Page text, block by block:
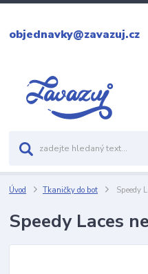
objednavky@zavazuj.cz
Úvod Tkaničky do bot Speedy
Speedy Laces